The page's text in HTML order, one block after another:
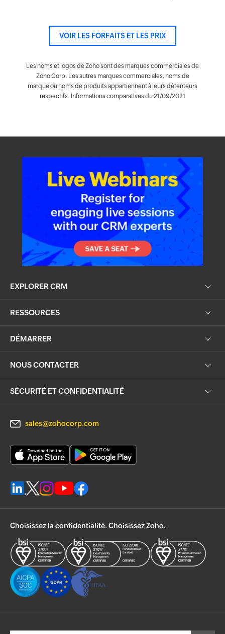
VOIR LES FORFAITS ET LES PRIX
Les noms et logos de Zoho sont des marques commerciales de
Zoho Corp. Les autres marques commerciales, noms de
marque ou noms de produits appartiennent à leurs détenteurs
respectifs. Informations comparatives du 21/09/2021
EXPLORER CRM
RESSOURCES
DÉMARRER
NOUS CONTACTER
SÉCURITÉ ET CONFIDENTIALITÉ
sales@zohocorp.com
Choisissez la confidentialité. Choisissez Zoho.